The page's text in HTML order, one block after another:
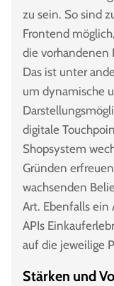
zu sein. So sind
Frontend
die vorhandenen
Das ist unter
um dynamische
digitale
Shopsystem
Gründen
wachsenden
Art. Ebenfalls ein
APIs
auf die jeweilige
Stärken und